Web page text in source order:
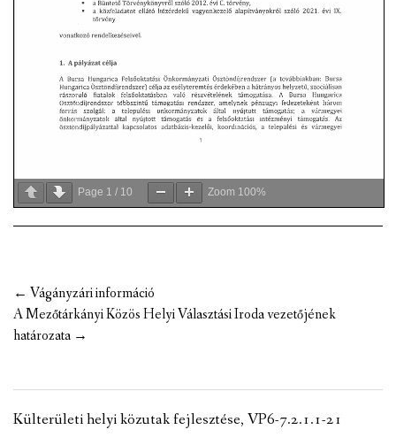
Page 1 / 10 Zoom 100%
Post
navigation
← Vágányzári információ
A Mezőtárkányi Közös Helyi Választási Iroda vezetőjének
határozata →
Külterületi helyi közutak fejlesztése, VP6-7.2.1.1-21